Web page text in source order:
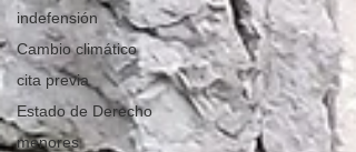
indefensión
Cambio climático
cita previa
Estado de Derecho
menores